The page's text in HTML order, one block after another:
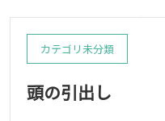
カテゴリ未分類
頭の引出し